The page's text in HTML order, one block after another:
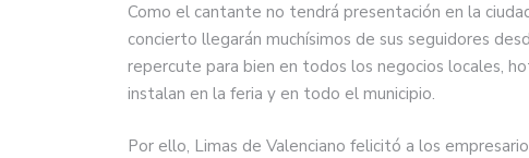
Como el cantante no tendrá presentación en la
concierto llegarán muchísimos de sus seguidores
repercute para bien en todos los negocios locales,
instalan en la feria y en todo el municipio.
Por ello, Limas de Valenciano felicitó a los